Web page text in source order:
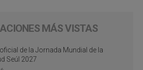
MÁS VISTAS
de la Jornada Mundial de la
Seúl 2027